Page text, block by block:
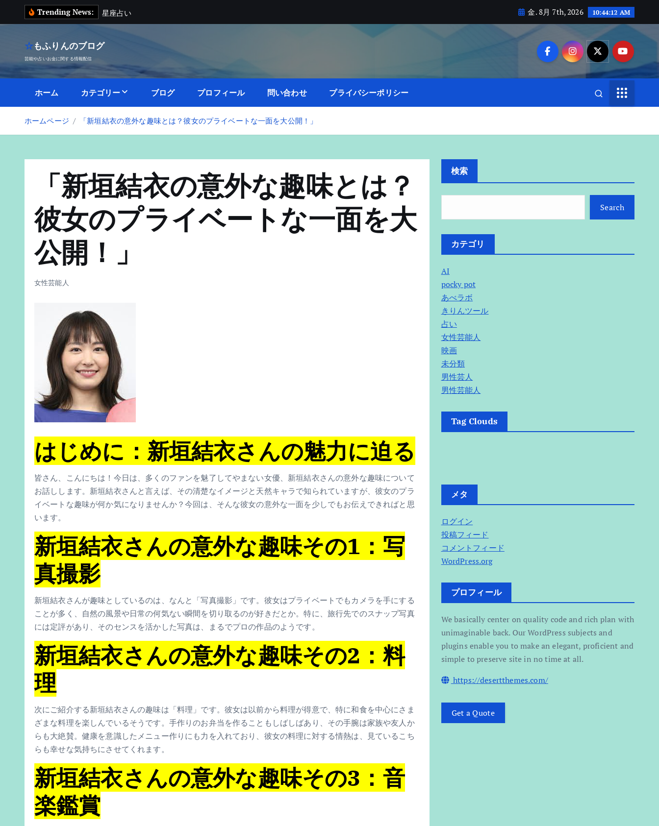
Trending News: 星座占い 金. 8月 7th, 2026 10:44:13 AM
☆もふりんのブログ
芸能や占いお金に関する情報配信
ホーム カテゴリー ブログ プロフィール 問い合わせ プライバシーポリシー
ホームページ 「新垣結衣の意外な趣味とは？彼女のプライベートな一面を大公開！」
「新垣結衣の意外な趣味とは？
彼女のプライベートな一面を大
公開！」
女性芸能人
はじめに：新垣結衣さんの魅力に迫る
皆さん、こんにちは！今日は、多くのファンを魅了してやまない女優、新垣結衣さんの意外な趣味について
お話しします。新垣結衣さんと言えば、その清楚なイメージと天然キャラで知られていますが、彼女のプラ
イベートな趣味が何か気になりませんか？今回は、そんな彼女の意外な一面を少しでもお伝えできればと思
います。
新垣結衣さんの意外な趣味その1：写
真撮影
新垣結衣さんが趣味としているのは、なんと「写真撮影」です。彼女はプライベートでもカメラを手にする
ことが多く、自然の風景や日常の何気ない瞬間を切り取るのが好きだとか。特に、旅行先でのスナップ写真
には定評があり、そのセンスを活かした写真は、まるでプロの作品のようです。
新垣結衣さんの意外な趣味その2：料
理
次にご紹介する新垣結衣さんの趣味は「料理」です。彼女は以前から料理が得意で、特に和食を中心にさま
ざまな料理を楽しんでいるそうです。手作りのお弁当を作ることもしばしばあり、その手腕は家族や友人か
らも大絶賛。健康を意識したメニュー作りにも力を入れており、彼女の料理に対する情熱は、見ているこち
らも幸せな気持ちにさせてくれます。
新垣結衣さんの意外な趣味その3：音
楽鑑賞
検索
Search
カテゴリ
AI
pocky pot
あべラボ
きりんツール
占い
女性芸能人
映画
未分類
男性芸人
男性芸能人
Tag Clouds
メタ
ログイン
投稿フィード
コメントフィード
WordPress.org
プロフィール
We basically center on quality code and rich plan with
unimaginable back. Our WordPress subjects and
plugins enable you to make an elegant, proficient and
simple to preserve site in no time at all.
https://desertthemes.com/
Get a Quote